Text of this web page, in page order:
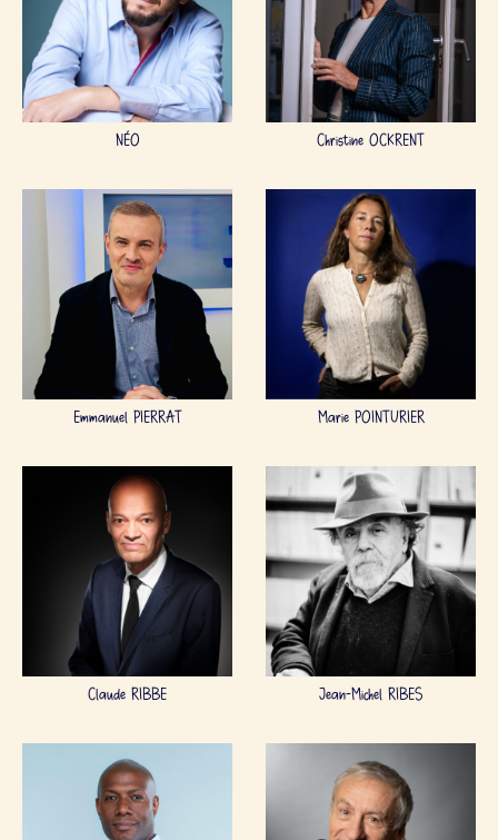
NÉO Christine OCKRENT
Emmanuel PIERRAT Marie POINTURIER
Claude RIBBE Jean-Michel RIBES